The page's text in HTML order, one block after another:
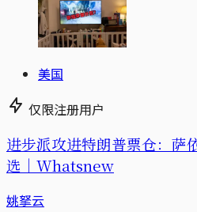
美国
仅限注册用户
进步派攻进特朗普票仓：萨
选｜Whatsnew
姚拏云